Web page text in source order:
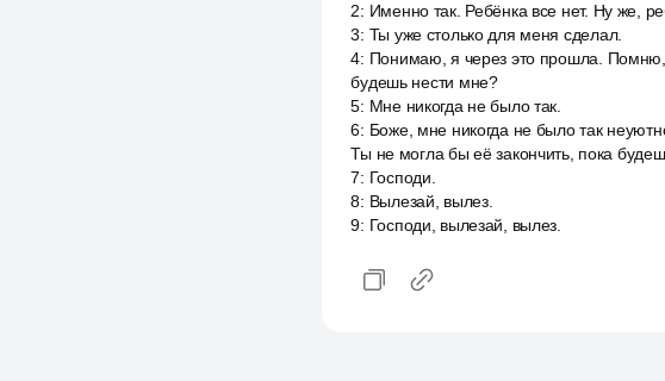
2: Именно так. Ребёнка все нет. Ну же,
3: Ты уже столько для меня сделал.
4: Понимаю, я через это прошла. Помню,
будешь нести мне?
5: Мне никогда не было так.
6: Боже, мне никогда не было так
Ты не могла бы её закончить, пока
7: Господи.
8: Вылезай, вылез.
9: Господи, вылезай, вылез.